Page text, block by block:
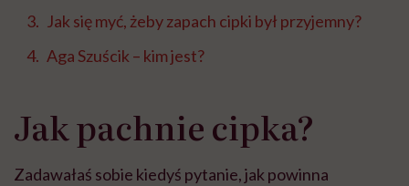
Jak się myć, żeby zapach cipki był przyjemny?
Aga Szuścik – kim jest?
Jak pachnie cipka?
Zadawałaś sobie kiedyś pytanie, jak powinna